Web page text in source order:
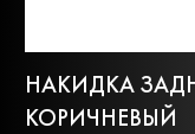
НАКИДКА
КОРИЧНЕВЫЙ